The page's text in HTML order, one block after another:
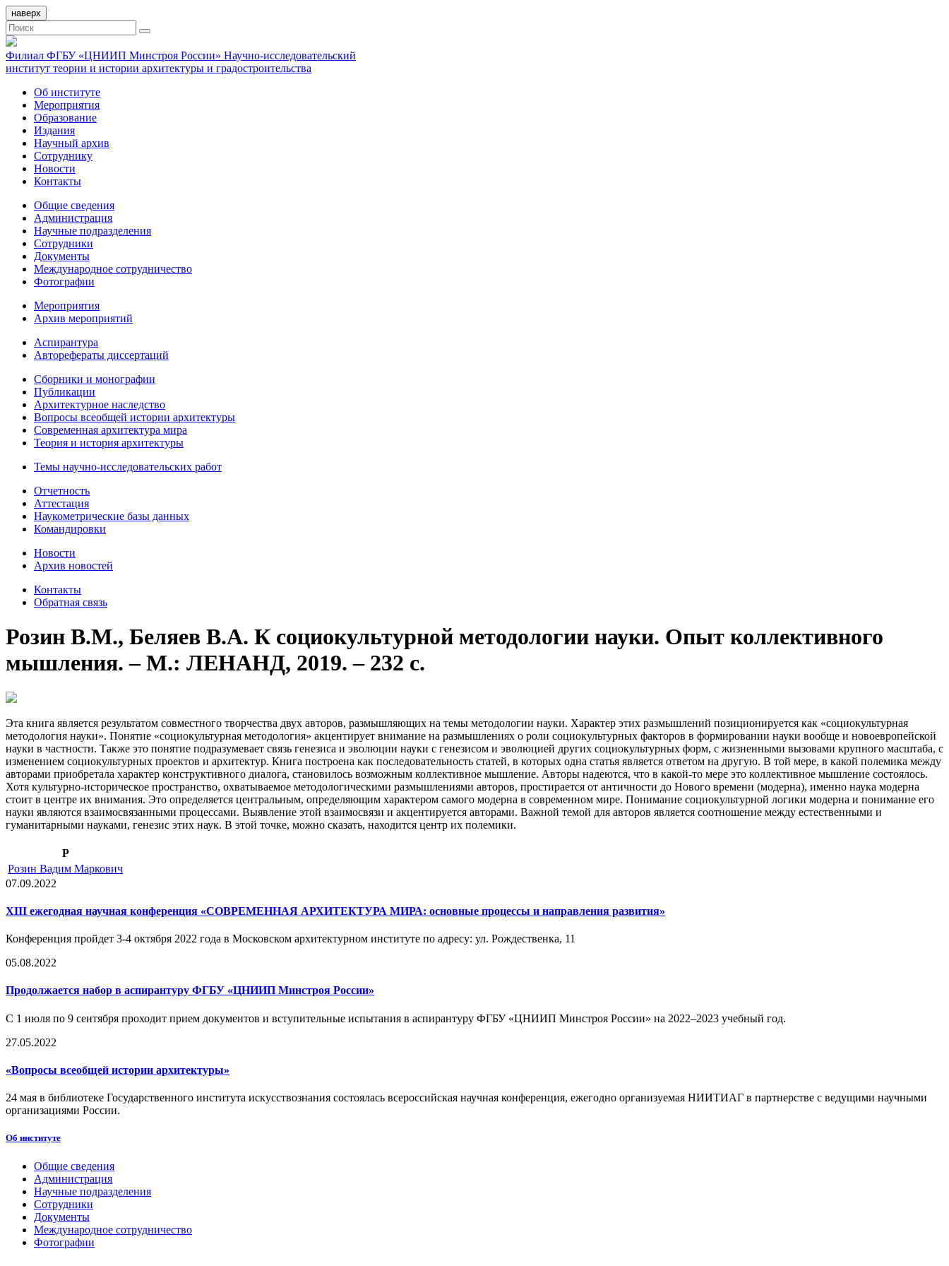
наверх
Филиал ФГБУ «ЦНИИП Минстроя России» Научно-исследовательский
институт теории и истории архитектуры и градостроительства
Об институте
Мероприятия
Образование
Издания
Научный архив
Сотруднику
Новости
Контакты
Общие сведения
Администрация
Научные подразделения
Сотрудники
Документы
Международное сотрудничество
Фотографии
Мероприятия
Архив мероприятий
Аспирантура
Авторефераты диссертаций
Сборники и монографии
Публикации
Архитектурное наследство
Вопросы всеобщей истории архитектуры
Современная архитектура мира
Теория и история архитектуры
Темы научно-исследовательских работ
Отчетность
Аттестация
Наукометрические базы данных
Командировки
Новости
Архив новостей
Контакты
Обратная связь
Розин В.М., Беляев В.А. К социокультурной методологии науки. Опыт коллективного
мышления. – М.: ЛЕНАНД, 2019. ‒ 232 с.
Эта книга является результатом совместного творчества двух авторов, размышляющих на темы методологии науки. Характер этих размышлений позиционируется как «социокультурная
методология науки». Понятие «социокультурная методология» акцентирует внимание на размышлениях о роли социокультурных факторов в формировании науки вообще и новоевропейской
науки в частности. Также это понятие подразумевает связь генезиса и эволюции науки с генезисом и эволюцией других социокультурных форм, с жизненными вызовами крупного масштаба, с
изменением социокультурных проектов и архитектур. Книга построена как последовательность статей, в которых одна статья является ответом на другую. В той мере, в какой полемика между
авторами приобретала характер конструктивного диалога, становилось возможным коллективное мышление. Авторы надеются, что в какой-то мере это коллективное мышление состоялось.
Хотя культурно-историческое пространство, охватываемое методологическими размышлениями авторов, простирается от античности до Нового времени (модерна), именно наука модерна
стоит в центре их внимания. Это определяется центральным, определяющим характером самого модерна в современном мире. Понимание социокультурной логики модерна и понимание его
науки являются взаимосвязанными процессами. Выявление этой взаимосвязи и акцентируется авторами. Важной темой для авторов является соотношение между естественными и
гуманитарными науками, генезис этих наук. В этой точке, можно сказать, находится центр их полемики.
Р
Розин Вадим Маркович
07.09.2022
XIII ежегодная научная конференция «СОВРЕМЕННАЯ АРХИТЕКТУРА МИРА: основные процессы и направления развития»
Конференция пройдет 3-4 октября 2022 года в Московском архитектурном институте по адресу: ул. Рождественка, 11
05.08.2022
Продолжается набор в аспирантуру ФГБУ «ЦНИИП Минстроя России»
С 1 июля по 9 сентября проходит прием документов и вступительные испытания в аспирантуру ФГБУ «ЦНИИП Минстроя России» на 2022–2023 учебный год.
27.05.2022
«Вопросы всеобщей истории архитектуры»
24 мая в библиотеке Государственного института искусствознания состоялась всероссийская научная конференция, ежегодно организуемая НИИТИАГ в партнерстве с ведущими научными
организациями России.
Об институте
Общие сведения
Администрация
Научные подразделения
Сотрудники
Документы
Международное сотрудничество
Фотографии